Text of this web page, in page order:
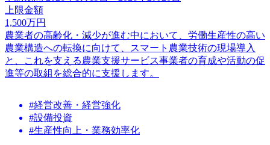
上限金額
1,500万円
農業者の高齢化・減少が進む中において、労働生産性の高い
農業構造への転換に向けて、スマート農業技術の現場導入
と、これを支える農業支援サービス事業者の育成や活動の促
進等の取組を総合的に支援します。
#経営改善・経営強化
#設備投資
#生産性向上・業務効率化